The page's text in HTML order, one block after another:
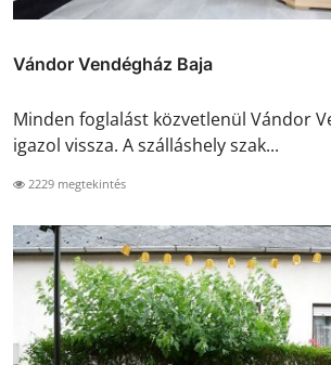
Vándor Vendégház Baja
Minden foglalást közvetlenül Vándor
igazol vissza. A szálláshely szak...
2229 megtekintés